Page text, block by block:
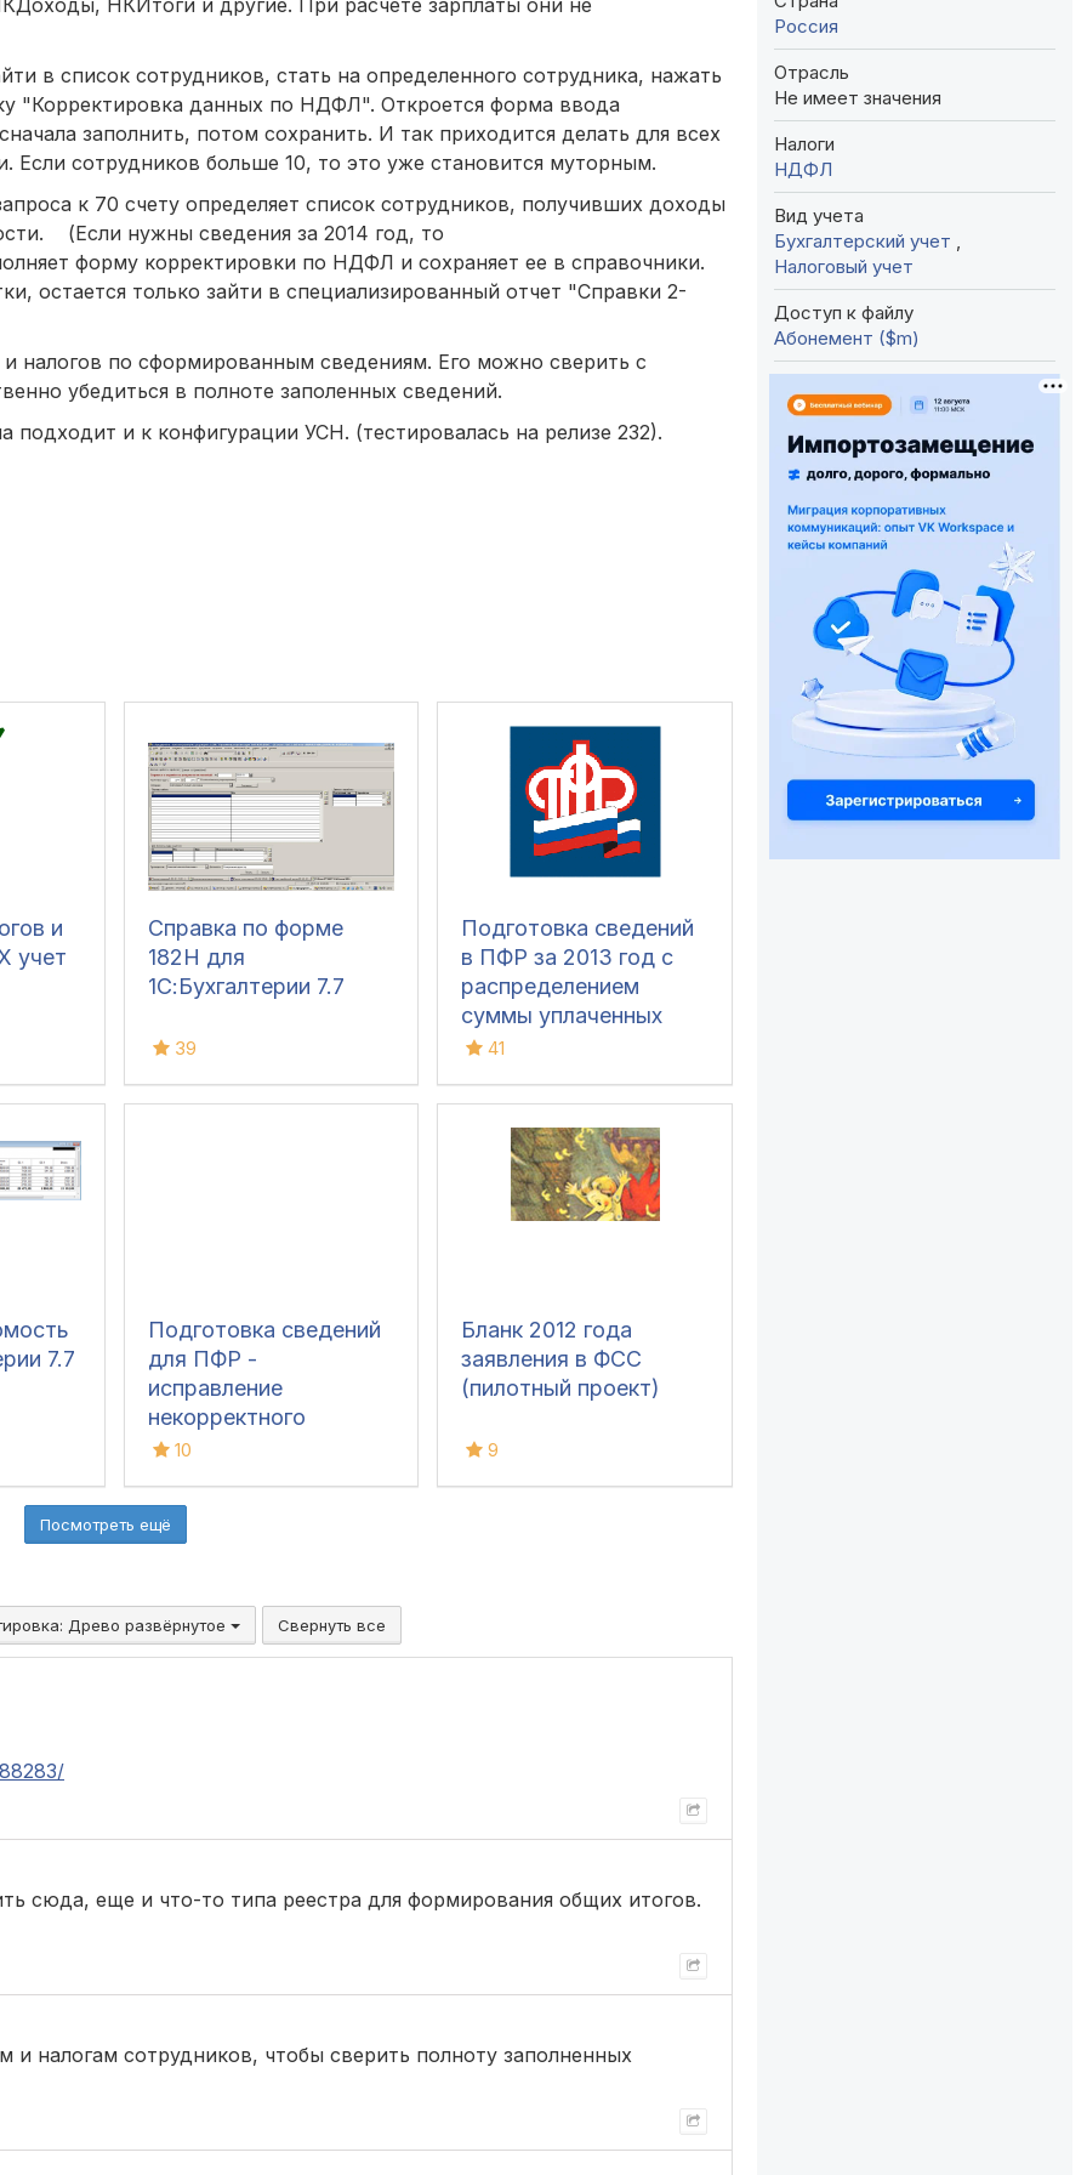
в список сотрудников, стать на определенного сотрудника, нажать
"Корректировка данных по НДФЛ". Откроется форма ввода
заполнить, потом сохранить. И так приходится делать для всех
сотрудников больше 10, то это уже становится муторным.
к 70 счету определяет список сотрудников, получивших доходы
(Если нужны сведения за 2014 год, то
форму корректировки по НДФЛ и сохраняет ее в справочники.
остается только зайти в специализированный отчет "Справки 2-
налогов по сформированным сведениям. Его можно сверить с
убедиться в полноте заполенных сведений.
подходит и к конфигурации УСН. (тестировалась на релизе 232).
и
учет
Справка по форме
182Н для
1С:Бухгалтерии 7.7
39
Подготовка сведений
в ПФР за 2013 год с
распределением
суммы уплаченных
взносов,
начисленные
41
7.7
Подготовка сведений
для ПФР -
исправление
некорректного
формирования
взносов с сумм
превышения
Конфигурация: ЗИК
7.70.328
10
Бланк 2012 года
заявления в ФСС
(пилотный проект)
9
Посмотреть ещё
Древо развёрнутое Свернуть все
сюда, еще и что-то типа реестра для формирования общих итогов.
налогам сотрудников, чтобы сверить полноту заполненных
Россия
Отрасль
Не имеет значения
Налоги
НДФЛ
Вид учета
Бухгалтерский учет
Налоговый учет
Доступ к файлу
Абонемент ($m)